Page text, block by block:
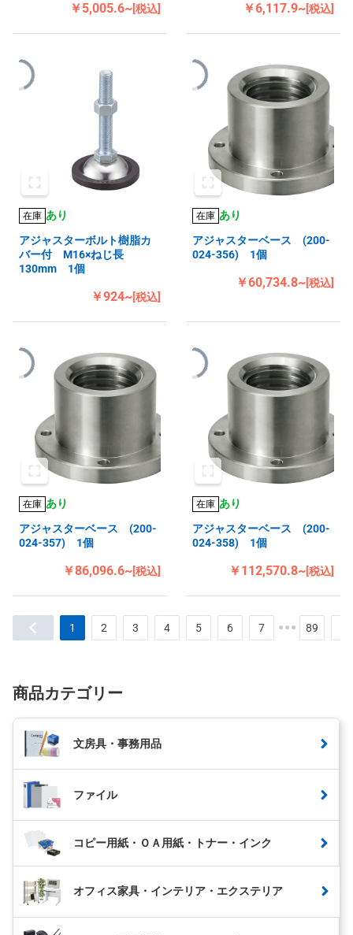
￥5,005.6~[税込] ￥6,117.9~[税込]
在庫 あり
アジャスターボルト樹脂カ
バー付 M16×ねじ長
130mm 1個
￥924~[税込]
在庫 あり
アジャスターベース (200-
024-356) 1個
￥60,734.8~[税込]
在庫 あり
アジャスターベース (200-
024-357) 1個
￥86,096.6~[税込]
在庫 あり
アジャスターベース (200-
024-358) 1個
￥112,570.8~[税込]
1 2 3 4 5 6 7 89
商品カテゴリー
文房具・事務用品
ファイル
コピー用紙・ＯＡ用紙・トナー・インク
オフィス家具・インテリア・エクステリア